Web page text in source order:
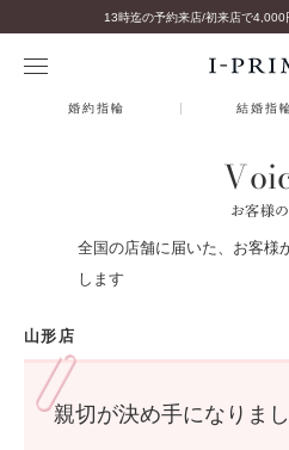
婚約指輪 結婚指
お客様
全国の店舗に届いた、お客様
します
山形店
親切が決め手になりま